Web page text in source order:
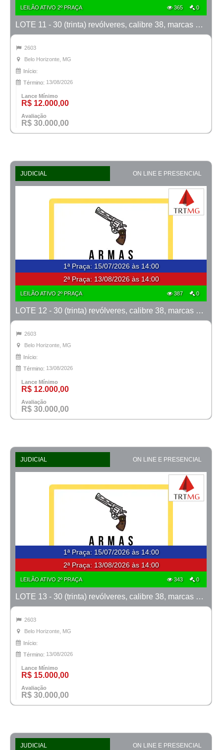
LEILÃO ATIVO 2º PRAÇA 365 0
LOTE 11 - 30 (trinta) revólveres, calibre 38, marcas Taurus e Rossi
2603
Belo Horizonte, MG
Início:
Término: 13/08/2026
Lance Mínimo
R$ 12.000,00
Avaliação
R$ 30.000,00
JUDICIAL ON LINE E PRESENCIAL
1ª Praça: 15/07/2026 às 14:00
2ª Praça: 13/08/2026 às 14:00
LEILÃO ATIVO 2º PRAÇA 387 0
LOTE 12 - 30 (trinta) revólveres, calibre 38, marcas Taurus e Rossi
2603
Belo Horizonte, MG
Início:
Término: 13/08/2026
Lance Mínimo
R$ 12.000,00
Avaliação
R$ 30.000,00
JUDICIAL ON LINE E PRESENCIAL
1ª Praça: 15/07/2026 às 14:00
2ª Praça: 13/08/2026 às 14:00
LEILÃO ATIVO 2º PRAÇA 343 0
LOTE 13 - 30 (trinta) revólveres, calibre 38, marcas Taurus e Rossi
2603
Belo Horizonte, MG
Início:
Término: 13/08/2026
Lance Mínimo
R$ 15.000,00
Avaliação
R$ 30.000,00
JUDICIAL ON LINE E PRESENCIAL